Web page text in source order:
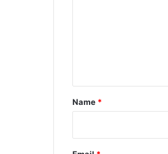
*
Name *